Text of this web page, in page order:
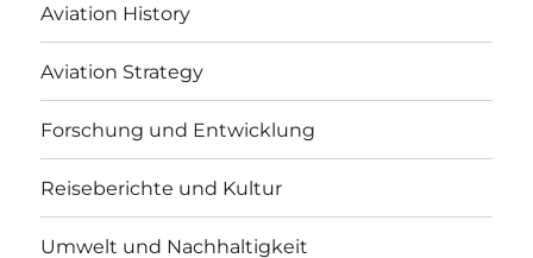
Aviation History
Aviation Strategy
Forschung und Entwicklung
Reiseberichte und Kultur
Umwelt und Nachhaltigkeit